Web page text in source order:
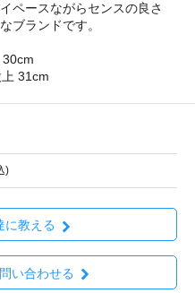
ペースながらセンスの良さ
ブランドです。
31cm
)
に教える
い合わせる